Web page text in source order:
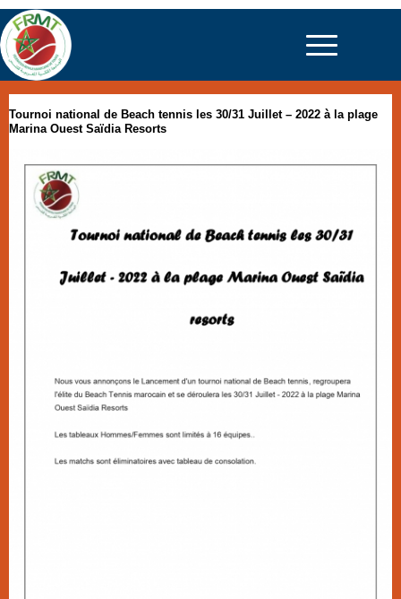
Tournoi national de Beach tennis les 30/31 Juillet – 2022 à la plage
Marina Ouest Saïdia Resorts